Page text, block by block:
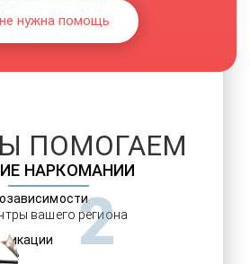
НАРКОМАНИИ
вашего региона
нужна помощь
ПОМОГАЕМ
2